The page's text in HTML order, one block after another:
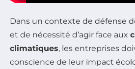
Dans un contexte de défense
et de nécessité d’agir face aux
climatiques, les entreprises
conscience de leur impact